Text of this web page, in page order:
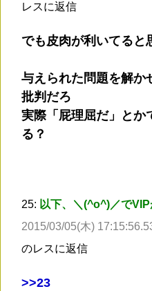
レスに返信
でも皮肉が利いてると
与えられた問題を解か
批判だろ
実際「屁理屈だ」とか
る？
25: 以下、＼(^o^)／で
2015/03/05(木)
のレスに返信
>>23